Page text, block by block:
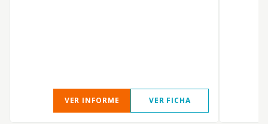
VER INFORME VER FICHA